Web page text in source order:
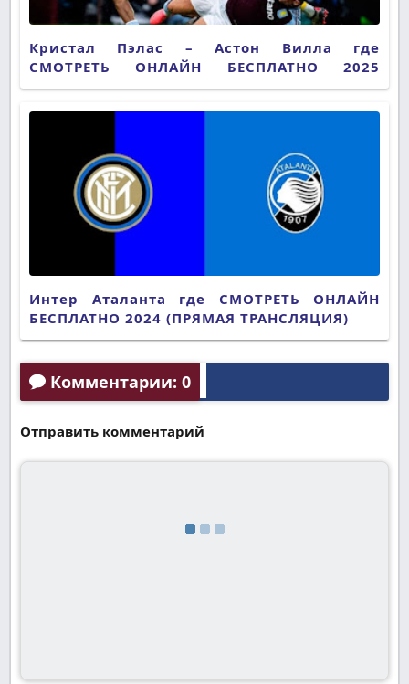
Кристал Пэлас – Астон Вилла где
СМОТРЕТЬ ОНЛАЙН БЕСПЛАТНО 2025
(ПРЯМАЯ ТРАНСЛЯЦИЯ)
Интер Аталанта где СМОТРЕТЬ ОНЛАЙН
БЕСПЛАТНО 2024 (ПРЯМАЯ ТРАНСЛЯЦИЯ)
Комментарии: 0
Отправить комментарий